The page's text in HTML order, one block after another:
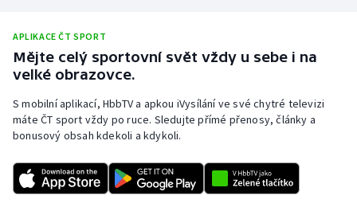
APLIKACE ČT SPORT
Mějte celý sportovní svět vždy u sebe i na
velké obrazovce.
S mobilní aplikací, HbbTV a apkou iVysílání ve své chytré televizi
máte ČT sport vždy po ruce. Sledujte přímé přenosy, články a
bonusový obsah kdekoli a kdykoli.